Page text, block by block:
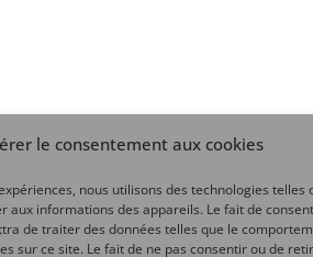
le consentement aux cookies
nous utilisons des technologies telles
aux informations des appareils. Le fait de
de traiter des données telles que le
sur ce site. Le fait de ne pas consentir ou de